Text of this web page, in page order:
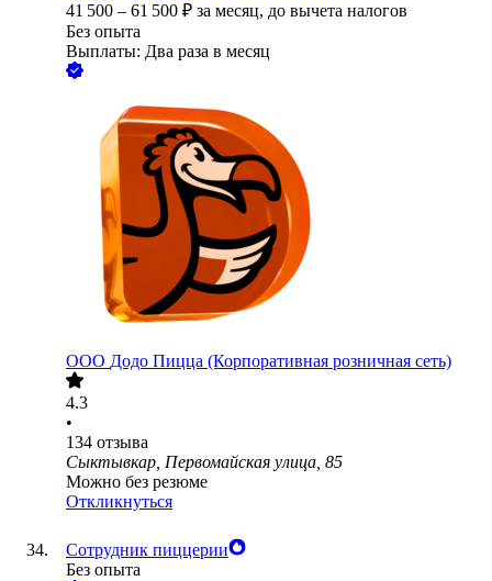
41 500 – 61 500 ₽ за месяц, до вычета налогов
Без опыта
Выплаты: Два раза в месяц
ООО Додо Пицца (Корпоративная розничная сеть)
4.3
•
134 отзыва
Сыктывкар, Первомайская улица, 85
Можно без резюме
Откликнуться
Сотрудник пиццерии
Без опыта